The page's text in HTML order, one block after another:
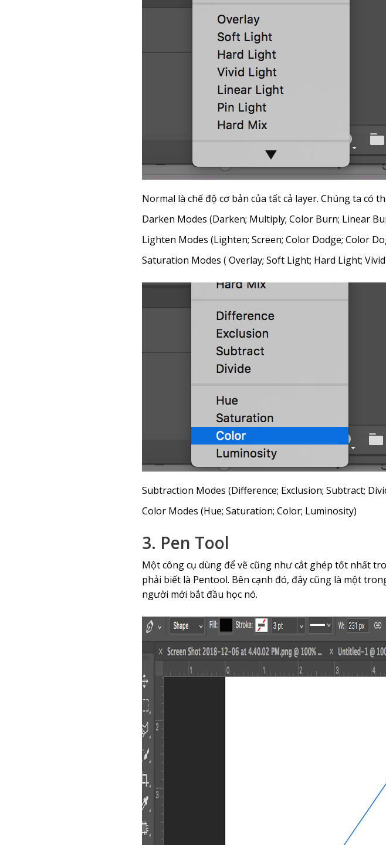
Normal là chế độ cơ bản của tất cả layer. Chúng ta có
Darken Modes (Darken; Multiply; Color Burn; Linear
Lighten Modes (Lighten; Screen; Color Dodge; Color
Saturation Modes ( Overlay; Soft Light; Hard Light;
Subtraction Modes (Difference; Exclusion; Subtract;
Color Modes (Hue; Saturation; Color; Luminosity)
3. Pen Tool
Một công cụ dùng để vẽ cũng như cắt ghép tốt nhất
phải biết là Pentool. Bên cạnh đó, đây cũng là một
người mới bắt đầu học nó.